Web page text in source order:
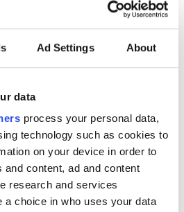
Ad Settings About
data
process your personal data,
technology such as cookies to
on your device in order to
content, ad and content
research and services
a choice in who uses your data
тағамдар
Тегін WiFi
Брондау